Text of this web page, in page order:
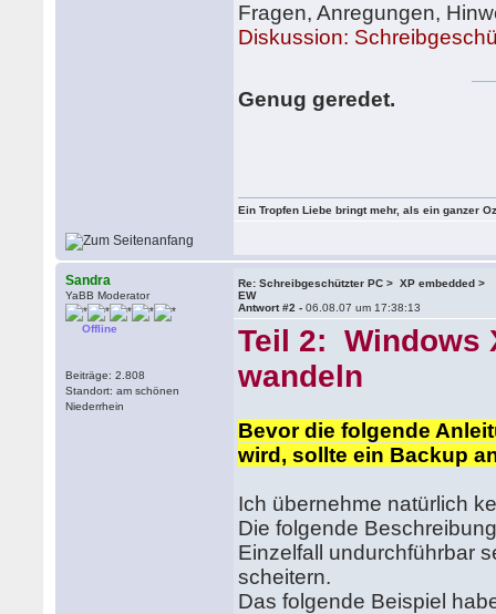
Fragen, Anregungen,
Diskussion:
Genug geredet.
Ein Tropfen Liebe bringt mehr, als ein ganzer
Sandra
YaBB Moderator
Offline
Beiträge: 2.808
Standort: am schönen
Niederrhein
Re: Schreibgeschützter PC > XP embedded >
EW
Antwort #2 -06.08.07 um 17:38:13
Teil 2: Windows
wandeln
Bevor die folgende
wird, sollte ein Backup
Ich übernehme natürlich
Die folgende
Einzelfall undurchführbar
scheitern.
Das folgende Beispiel